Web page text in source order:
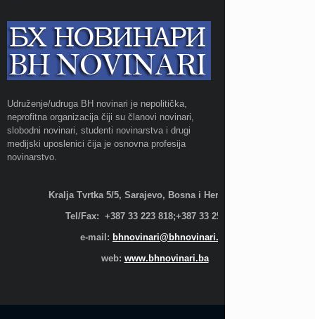
Udruženje/udruga BH novinari je nepolitička,
neprofitna organizacija čiji su članovi novinari,
slobodni novinari, studenti novinarstva i drugi
medijski uposlenici čija je osnovna profesija
novinarstvo.
Kralja Tvrtka 5/5, Sarajevo, Bosna i Hercegovina;
Tel/Fax: +387 33 223 818;+387 33 255 600
e-mail: bhnovinari@bhnovinari.ba
web: www.bhnovinari.ba